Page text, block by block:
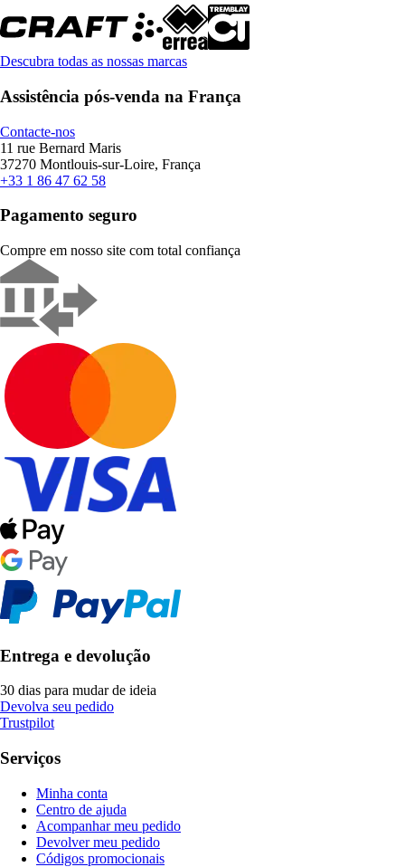
Descubra todas as nossas marcas
Assistência pós-venda na França
Contacte-nos
11 rue Bernard Maris
37270 Montlouis-sur-Loire, França
+33 1 86 47 62 58
Pagamento seguro
Compre em nosso site com total confiança
Entrega e devolução
30 dias para mudar de ideia
Devolva seu pedido
Trustpilot
Serviços
Minha conta
Centro de ajuda
Acompanhar meu pedido
Devolver meu pedido
Códigos promocionais